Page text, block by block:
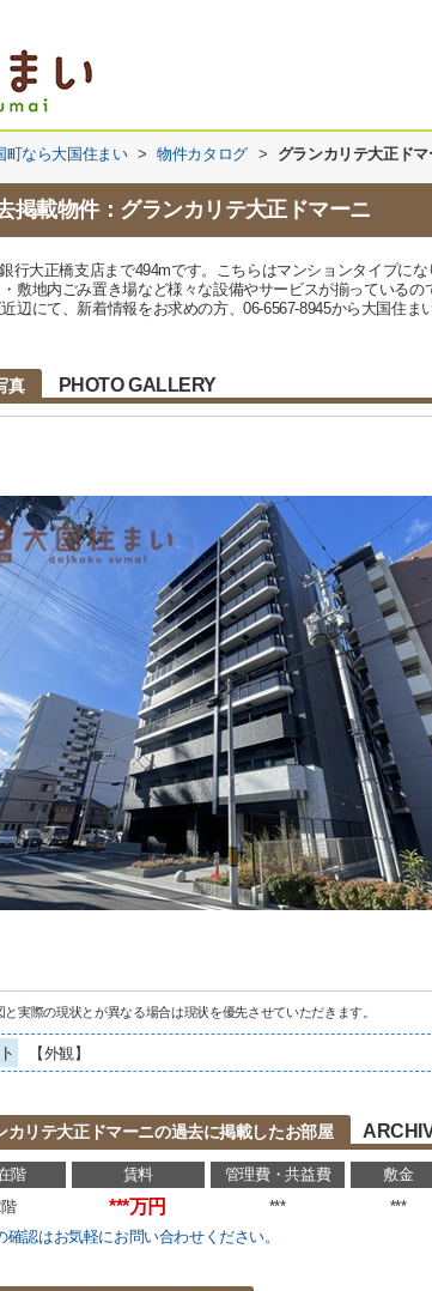
町なら大国住まい > 物件カタログ > グランカリテ大正ドマ
掲載物件：グランカリテ大正ドマーニ
行大正橋支店まで494mです。こちらはマンションタイプに
・敷地内ごみ置き場など様々な設備やサービスが揃っている
辺にて、新着情報をお求めの方、06-6567-8945から大国住ま
真 PHOTO GALLERY
実際の現状とが異なる場合は現状を優先させていただきます。
【外観】
カリテ大正ドマーニの過去に掲載したお部屋
階 賃料 管理費・共益費 敷金
***万円 *** ***
確認はお気軽にお問い合わせください。